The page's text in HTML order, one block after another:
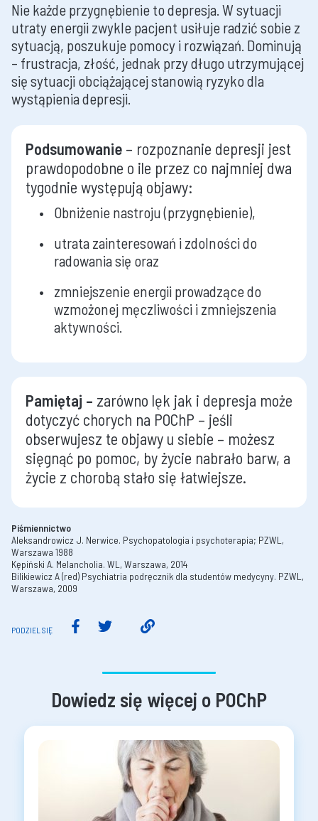
Nie każde przygnębienie to depresja. W sytuacji
utraty energii zwykle pacjent usiłuje radzić sobie z
sytuacją, poszukuje pomocy i rozwiązań. Dominują
– frustracja, złość, jednak przy długo utrzymującej
się sytuacji obciążającej stanowią ryzyko dla
wystąpienia depresji.
Podsumowanie– rozpoznanie depresji jest
prawdopodobne o ile przez co najmniej dwa
tygodnie występują objawy:
Obniżenie nastroju (przygnębienie),
utrata zainteresowań i zdolności do
radowania się oraz
zmniejszenie energii prowadzące do
wzmożonej męczliwości i zmniejszenia
aktywności.
Pamiętaj – zarówno lęk jak i depresja może
dotyczyć chorych na POChP – jeśli
obserwujesz te objawy u siebie – możesz
sięgnąć po pomoc, by życie nabrało barw, a
życie z chorobą stało się łatwiejsze.
Piśmiennictwo
Aleksandrowicz J. Nerwice. Psychopatologia i psychoterapia; PZWL,
Warszawa 1988
Kępiński A. Melancholia. WL, Warszawa, 2014
Bilikiewicz A (red) Psychiatria podręcznik dla studentów medycyny. PZWL,
Warszawa, 2009
PODZIEL SIĘ
Dowiedz się więcej o POChP